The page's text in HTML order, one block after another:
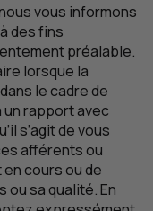
vous informons
des fins
préalable.
lorsque la
le cadre de
un rapport avec
s’agit de vous
afférents ou
cours ou de
sa qualité. En